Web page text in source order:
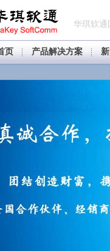
华琪软通
页 产品解决方案